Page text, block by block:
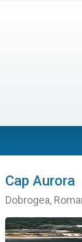
Cap Aurora
Dobrogea,